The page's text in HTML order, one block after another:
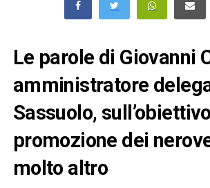
Le parole di Giovanni
amministratore
Sassuolo, sull’obiettivo
promozione dei
molto altro